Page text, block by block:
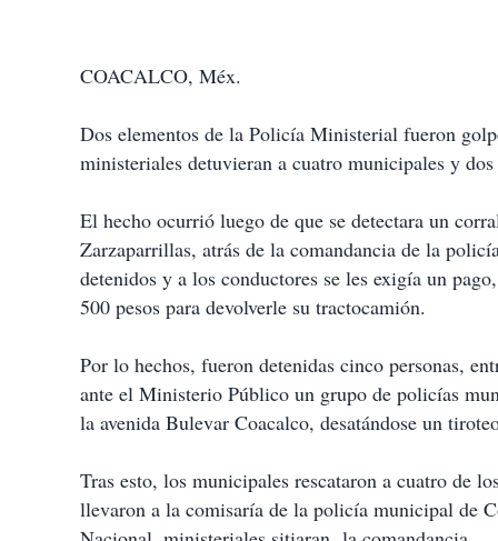
COACALCO, Méx.
Dos elementos de la Policía Ministerial fueron
ministeriales detuvieran a cuatro municipales y
El hecho ocurrió luego de que se detectara un
Zarzaparrillas, atrás de la comandancia de la
detenidos y a los conductores se les exigía un
500 pesos para devolverle su tractocamión.
Por lo hechos, fueron detenidas cinco personas,
ante el Ministerio Público un grupo de policías
la avenida Bulevar Coacalco, desatándose un
Tras esto, los municipales rescataron a cuatro de
llevaron a la comisaría de la policía municipal de